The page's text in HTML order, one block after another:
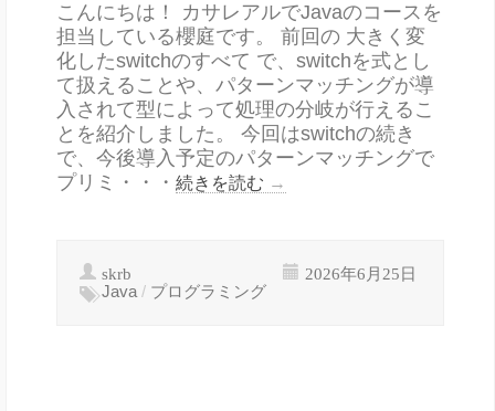
こんにちは！ カサレアルでJavaのコースを
担当している櫻庭です。 前回の 大きく変
化したswitchのすべて で、switchを式とし
て扱えることや、パターンマッチングが導
入されて型によって処理の分岐が行えるこ
とを紹介しました。 今回はswitchの続き
で、今後導入予定のパターンマッチングで
プリミ・・・ 続きを読む →
skrb 2026年6月25日
Java / プログラミング